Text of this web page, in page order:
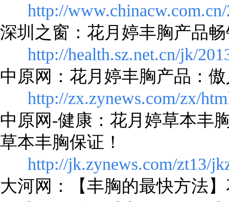
http://
深圳之窗：花月婷丰胸产品
http://health.sz.net.cn/jk/
中原网：花月婷丰胸产品：
http://zx.zynews.com/zx/
中原网-健康：花月婷草本丰
草本丰胸保证！
http://jk.zynews.com/zt13/
大河网：【丰胸的最快方法